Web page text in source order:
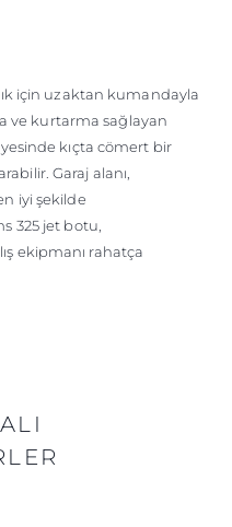
için uzaktan kumandayla
ve kurtarma sağlayan
kıçta cömert bir
Garaj alanı,
iyi şekilde
325 jet botu,
ekipmanı rahatça